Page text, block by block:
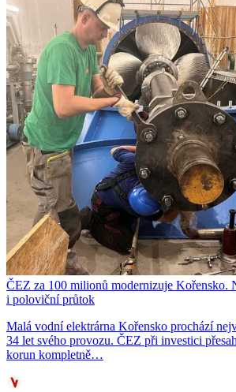
ČEZ za 100 milionů modernizuje Kořensko.
i poloviční průtok
Malá vodní elektrárna Kořensko prochází
34 let svého provozu. ČEZ při investici
korun kompletně…